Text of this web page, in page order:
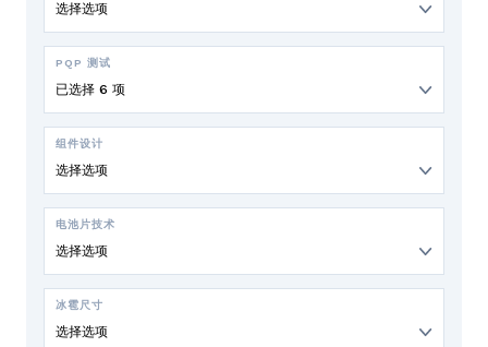
选择选项
PQP 测试
已选择 6 项
组件设计
选择选项
电池片技术
选择选项
冰雹尺寸
选择选项